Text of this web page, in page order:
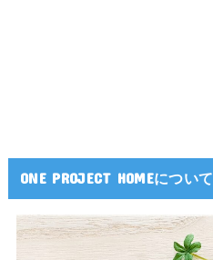
ONE PROJECT HOMEについて